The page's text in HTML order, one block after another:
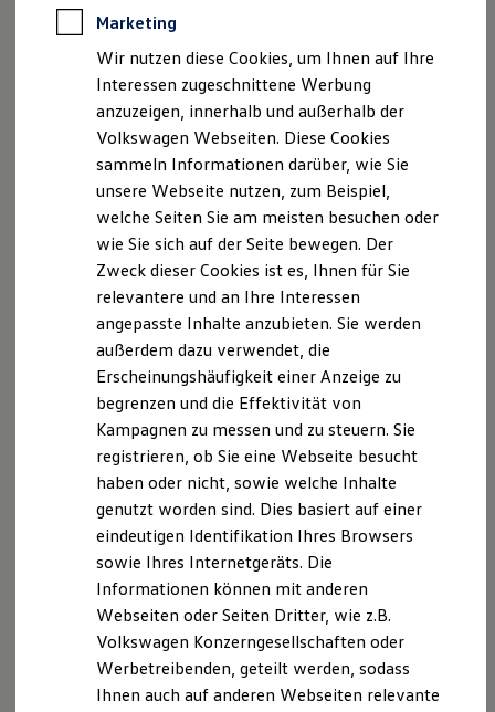
Software, Konnektivität & Apps
California App
VW Connect für Ihren ID. Buzz
VW Connect für Ihren Transporter/Caravelle
VW Connect für Ihren Amarok
VW Connect für andere Modelle
Connect Pro
Fleet Interface Data
Multistop Pathfinder
Übersicht Software Updates
Hilfreiches für Besitzer
Fahrerassistenz- und Sicherheitssysteme
Kontrollleuchten
Kurzfahrprofile und Ölverdünnung
XTL-Dieselkraftstoff
Ersatzteile und Betriebsflüssigkeiten
Original Zubehör und Lifestyle Produkte
myVolkswagen
myVolkswagen Business
Elektrisch & Autonom
Elektro - & Hybridfahrzeuge
Unser Ansatz
Klimafreundlicher Strom
Reichweite & Ladelösungen
Reichweitensimulator
Ladezeitensimulator
Ladelösungen für Privatkunden
Ladelösungen für Gewerbekunden
Wallbox und Ladekabel
Förderung & Kosten der Elektrofahrzeuge
Fördermöglichkeiten für Privatkunden
Fördermöglichkeiten für Gewerbekunden
Datenschutzerklärung
A. Verantwortlicher
Wir freuen uns, dass Sie unsere Webseite der
Autohaus Tolzin GmbH besuchen. Im Folgenden
informieren wir Sie über die Verarbeitung Ihrer
personenbezogenen Daten durch uns im
Zusammenhang mit Ihrem Besuch unserer Webseite.
B. Verarbeitung Ihrer personenbezogenen Daten
Unsere Webseite bietet Ihnen verschiedene
Angebote, die wir Ihnen in Bezug auf dabei durch uns
verarbeitete personenbezogene Daten im Folgenden
näher erläutern möchten. Bei der Datenverarbeitung
im Zusammenhang mit unserer Webseite unterstützt
uns die Volkswagen AG als Auftragsverarbeiterin.
I. Verarbeitung von Protokolldateien
Bei Ihrem Besuch auf unserer Webseite verarbeiten
wir die folgenden Protokolldateien von Ihnen, die
keinen Rückschluss auf Ihre Person zulassen: 1. Eine
anonyme Kennung, die keinen Rückschluss auf Ihre
Marketing
Wir nutzen diese Cookies, um Ihnen auf Ihre
Interessen zugeschnittene Werbung
anzuzeigen, innerhalb und außerhalb der
Volkswagen Webseiten. Diese Cookies
sammeln Informationen darüber, wie Sie
unsere Webseite nutzen, zum Beispiel,
welche Seiten Sie am meisten besuchen oder
wie Sie sich auf der Seite bewegen. Der
Zweck dieser Cookies ist es, Ihnen für Sie
relevantere und an Ihre Interessen
angepasste Inhalte anzubieten. Sie werden
außerdem dazu verwendet, die
Erscheinungshäufigkeit einer Anzeige zu
begrenzen und die Effektivität von
Kampagnen zu messen und zu steuern. Sie
registrieren, ob Sie eine Webseite besucht
haben oder nicht, sowie welche Inhalte
genutzt worden sind. Dies basiert auf einer
eindeutigen Identifikation Ihres Browsers
sowie Ihres Internetgeräts. Die
Informationen können mit anderen
Webseiten oder Seiten Dritter, wie z.B.
Volkswagen Konzerngesellschaften oder
Werbetreibenden, geteilt werden, sodass
Ihnen auch auf anderen Webseiten relevante